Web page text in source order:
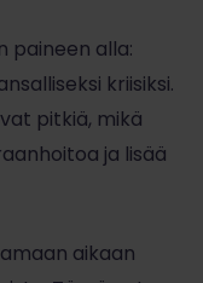
paineen alla:
kriisiksi.
pitkiä, mikä
ja lisää
aikaan